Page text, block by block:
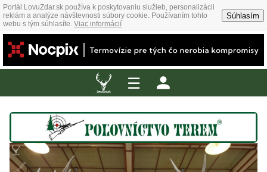
Portál LovuZdar.sk používa k poskytovaniu služieb, personalizácii
reklám a analýze návštevnosti súbory cookie. Používaním tohto
webu s tým súhlasíte. Viac informácií
Súhlasím
☰